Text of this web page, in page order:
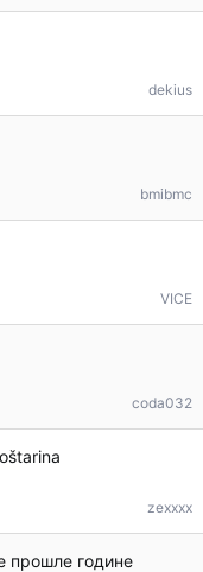
dekius
bmibmc
VICE
coda032
zexxxx
прошле године